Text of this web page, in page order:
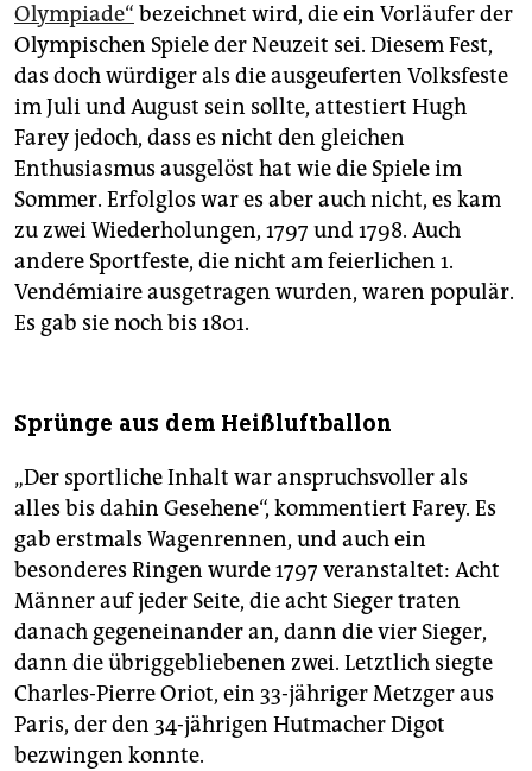
Olympiade“ bezeichnet wird, die ein Vorläufer der
Olympischen Spiele der Neuzeit sei. Diesem Fest,
das doch würdiger als die ausgeuferten Volksfeste
im Juli und August sein sollte, attestiert Hugh
Farey jedoch, dass es nicht den gleichen
Enthusiasmus ausgelöst hat wie die Spiele im
Sommer. Erfolglos war es aber auch nicht, es kam
zu zwei Wiederholungen, 1797 und 1798. Auch
andere Sportfeste, die nicht am feierlichen 1.
Vendémiaire ausgetragen wurden, waren populär.
Es gab sie noch bis 1801.
Sprünge aus dem Heißluftballon
„Der sportliche Inhalt war anspruchsvoller als
alles bis dahin Gesehene“, kommentiert Farey. Es
gab erstmals Wagenrennen, und auch ein
besonderes Ringen wurde 1797 veranstaltet: Acht
Männer auf jeder Seite, die acht Sieger traten
danach gegeneinander an, dann die vier Sieger,
dann die übriggebliebenen zwei. Letztlich siegte
Charles-Pierre Oriot, ein 33-jähriger Metzger aus
Paris, der den 34-jährigen Hutmacher Digot
bezwingen konnte.